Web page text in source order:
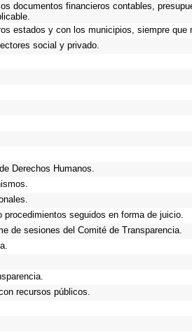
documentos financieros contables,
estados y con los municipios, siempre que
social y privado.
Derechos Humanos.
seguidos en forma de juicio.
de sesiones del Comité de Transparencia.
recursos públicos.